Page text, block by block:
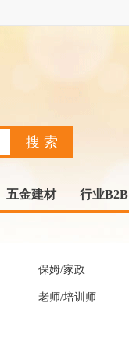
五金建材 行业B2B
保姆/家政
老师/培训师